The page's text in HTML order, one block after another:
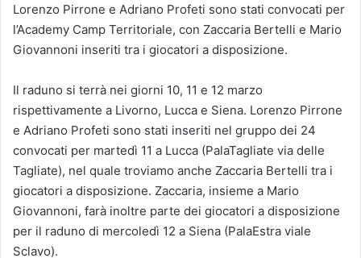
Lorenzo Pirrone e Adriano Profeti sono stati convocati per
l’Academy Camp Territoriale, con Zaccaria Bertelli e Mario
Giovannoni inseriti tra i giocatori a disposizione.
Il raduno si terrà nei giorni 10, 11 e 12 marzo
rispettivamente a Livorno, Lucca e Siena. Lorenzo Pirrone
e Adriano Profeti sono stati inseriti nel gruppo dei 24
convocati per martedì 11 a Lucca (PalaTagliate via delle
Tagliate), nel quale troviamo anche Zaccaria Bertelli tra i
giocatori a disposizione. Zaccaria, insieme a Mario
Giovannoni, farà inoltre parte dei giocatori a disposizione
per il raduno di mercoledì 12 a Siena (PalaEstra viale
Sclavo).